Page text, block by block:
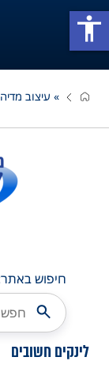
» עיצוב מדיה
חיפוש
לינקים חשובים
accessibility